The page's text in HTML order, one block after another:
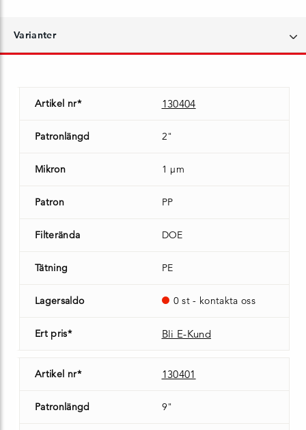
Varianter
Artikel nr* 130404
Patronlängd 2"
Mikron 1 µm
Patron PP
Filterända DOE
Tätning PE
Lagersaldo 0 st - kontakta oss
Ert pris* Bli E-Kund
Artikel nr* 130401
Patronlängd 9"